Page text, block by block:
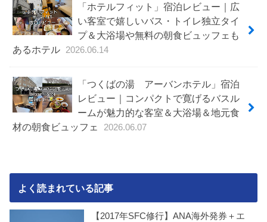
「ホテルフィット」宿泊レビュー｜広
い客室で嬉しいバス・トイレ独立タイ
プ＆大浴場や無料の朝食ビュッフェも
あるホテル
2026.06.14
「つくばの湯 アーバンホテル」宿泊
レビュー｜コンパクトで寛げるバスル
ームが魅力的な客室＆大浴場＆地元食
材の朝食ビュッフェ
2026.06.07
よく読まれている記事
【2017年SFC修行】ANA海外発券＋エ